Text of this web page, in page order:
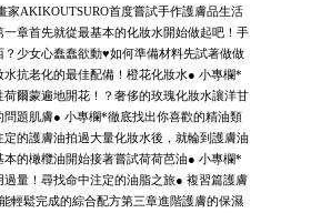
家AKIKOUTSURO首度嘗試手作護膚品生活
一章首先就從最基本的化妝水開始做起吧！手
？少女心蠢蠢欲動♥如何準備材料先試著做做
水抗老化的最佳配備！橙花化妝水● 小專欄*
荷爾蒙遍地開花！？奢侈的玫瑰化妝水讓洋甘
問題肌膚● 小專欄*徹底找出你喜歡的精油類
的護膚油拍過大量化妝水後，就輪到護膚油
本的橄欖油開始接著嘗試荷荷芭油● 小專欄*
過量！尋找命中注定的油脂之旅● 複習篇護膚
輕鬆完成的綜合配方第三章進階護膚的保濕